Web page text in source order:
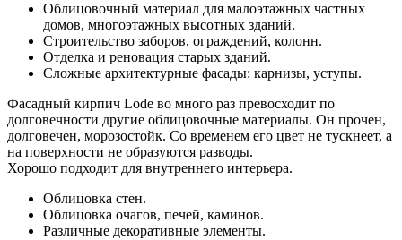
Облицовочный материал для малоэтажных частных
домов, многоэтажных высотных зданий.
Строительство заборов, ограждений, колонн.
Отделка и реновация старых зданий.
Сложные архитектурные фасады: карнизы, уступы.
Фасадный кирпич Lode во много раз превосходит по
долговечности другие облицовочные материалы. Он прочен,
долговечен, морозостойк. Со временем его цвет не тускнеет, а
на поверхности не образуются разводы.
Хорошо подходит для внутреннего интерьера.
Облицовка стен.
Облицовка очагов, печей, каминов.
Различные декоративные элементы.